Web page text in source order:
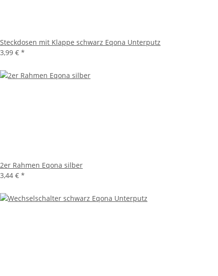
Steckdosen mit Klappe schwarz Eqona Unterputz
3,99 € *
2er Rahmen Eqona silber
3,44 € *